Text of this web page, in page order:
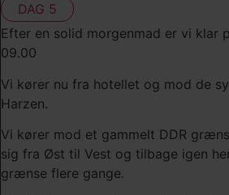
DAG 5
Efter en solid morgenmad er vi klar
09.00
Vi kører nu fra hotellet og mod de
Harzen.
Vi kører mod et gammelt DDR
sig fra Øst til Vest og tilbage igen
grænse flere gange.